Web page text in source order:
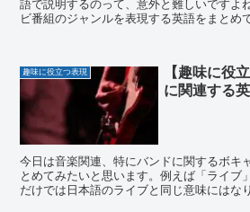
語で説明するのって、意外と難しいですよ
ビ番組のジャンルを表現する英語をまとめ
趣味に役立つ表現
【趣味に役
に関連する
今日は音楽関連、特にバンドに関するボキ
とめてみたいと思います。例えば「ライブ
だけでは日本語のライブと同じ意味にはな